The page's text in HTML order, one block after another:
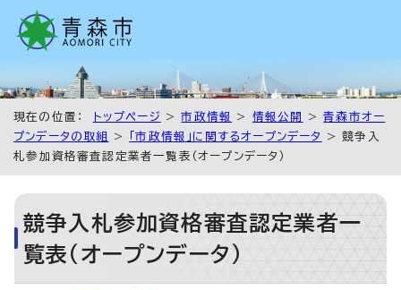
現在の位置： トップページ >市政情報 > 情報公開 >青森市オー
プンデータの取組
> 「市政情報」に関するオープンデータ
> 競争入
札参加資格審査認定業者一覧表（オープンデータ）
競争入札参加資格審査認定業者一
覧表（オープンデータ）